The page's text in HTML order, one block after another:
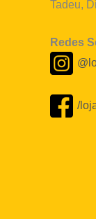
Tadeu,
Redes
/